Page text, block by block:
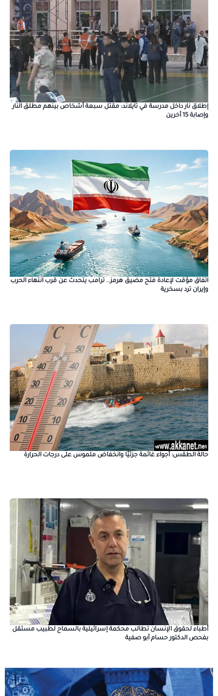
إطلاق نار داخل مدرسة في تايلاند: مقتل سبعة أشخاص بينهم مطلق النار
وإصابة 15 أخرين
اتفاق مؤقت لإعادة فتح مضيق هرمز.. ترامب يتحدث عن قرب انتهاء الحرب
وإيران ترد بسخرية
حالة الطقس: أجواء غائمة جزئيًا وانخفاض ملموس على درجات الحرارة
أطباء لحقوق الإنسان تطالب محكمة إسرائيلية بالسماح لطبيب مستقل
بفحص الدكتور حسام أبو صفية